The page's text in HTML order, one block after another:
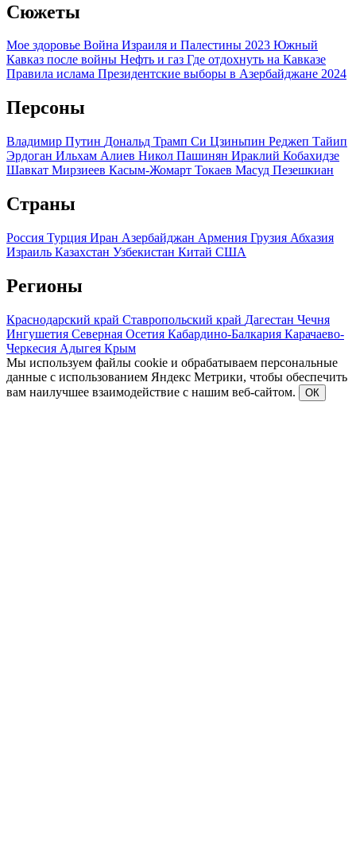
Сюжеты
Мое здоровье Война Израиля и Палестины 2023 Южный
Кавказ после войны Нефть и газ Где отдохнуть на Кавказе
Правила ислама Президентские выборы в Азербайджане 2024
Персоны
Владимир Путин Дональд Трамп Си Цзиньпин Реджеп Тайип
Эрдоган Ильхам Алиев Никол Пашинян Ираклий Кобахидзе
Шавкат Мирзиеев Касым-Жомарт Токаев Масуд Пезешкиан
Страны
Россия Турция Иран Азербайджан Армения Грузия Абхазия
Израиль Казахстан Узбекистан Китай США
Регионы
Краснодарский край Ставропольский край Дагестан Чечня
Ингушетия Северная Осетия Кабардино-Балкария Карачаево-
Черкесия Адыгея Крым
Мы используем файлы cookie и обрабатываем персональные
данные с использованием Яндекс Метрики, чтобы обеспечить
вам наилучшее взаимодействие с нашим веб-сайтом.
ОК